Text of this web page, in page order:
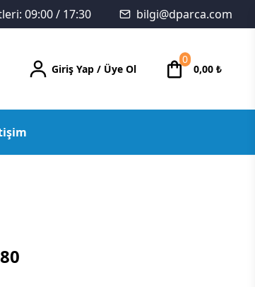
09:00 / 17:30 bilgi@dparca.com
Giriş Yap / Üye Ol
0
0,00 ₺